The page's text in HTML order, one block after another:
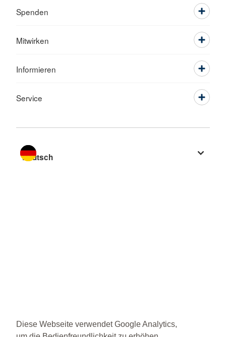
Diese Webseite verwendet Google Analytics,
Spenden
Mitwirken
Informieren
Service
Sprache wechseln zu